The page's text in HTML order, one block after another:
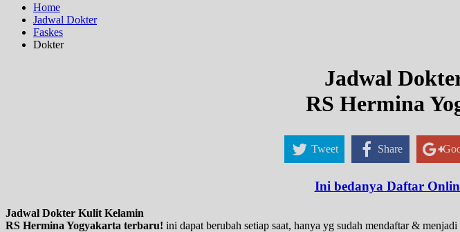
Home
Jadwal Dokter
Faskes
Dokter
Jadwal
RS Hermina
Tweet Share
Ini bedanya Daftar
Jadwal Dokter Kulit Kelamin
RS Hermina Yogyakarta terbaru! ini dapat berubah setiap saat, hanya yg sudah mendaftar &